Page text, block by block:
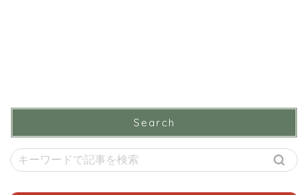
Search